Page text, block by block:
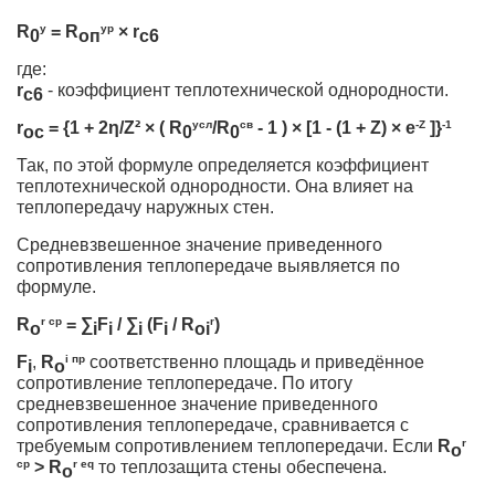
R0y = Rопyp × rc6
где:
rc6 - коэффициент теплотехнической однородности.
rос = {1 + 2η/Z² × ( R0усл/R0св - 1 ) × [1 - (1 + Z) × e-Z ]}-1
Так, по этой формуле определяется коэффициент
теплотехнической однородности. Она влияет на
теплопередачу наружных стен.
Средневзвешенное значение приведенного
сопротивления теплопередаче выявляется по
формуле.
Ror cp = ∑iFi / ∑i (Fi / Roir)
Fi, Roi пр соответственно площадь и приведённое
сопротивление теплопередаче. По итогу
средневзвешенное значение приведенного
сопротивления теплопередаче, сравнивается с
требуемым сопротивлением теплопередачи. Если Ror
ср > Ror eq то теплозащита стены обеспечена.